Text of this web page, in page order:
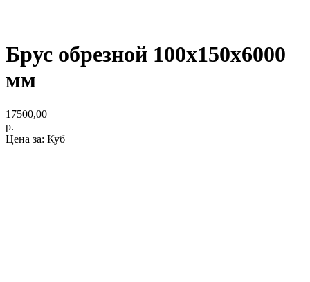
Брус обрезной 100х150x6000
мм
17500,00
р.
Цена за: Куб